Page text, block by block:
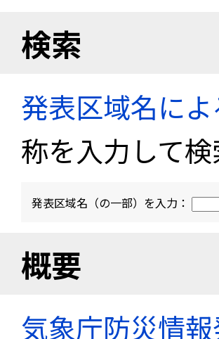
検索
発表区域名に
称を入力して
発表区域名（の一部）を入力：
概要
気象庁防災情